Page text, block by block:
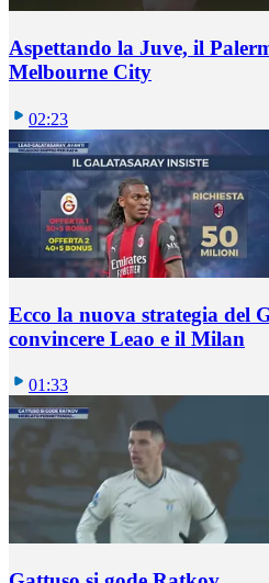
Aspettando la Juve, il
Melbourne City
02:23
Ecco la nuova strategia del
convincere Leao e il Milan
01:33